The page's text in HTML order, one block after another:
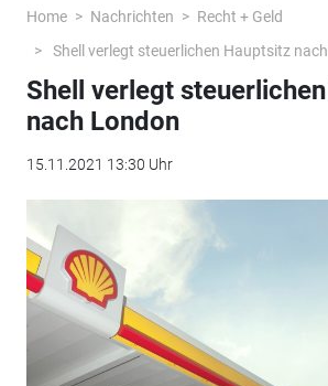
Home Nachrichten
Recht + Geld
Shell verlegt steuerlichen Hauptsitz
Shell verlegt
nach London
15.11.2021 13:30 Uhr